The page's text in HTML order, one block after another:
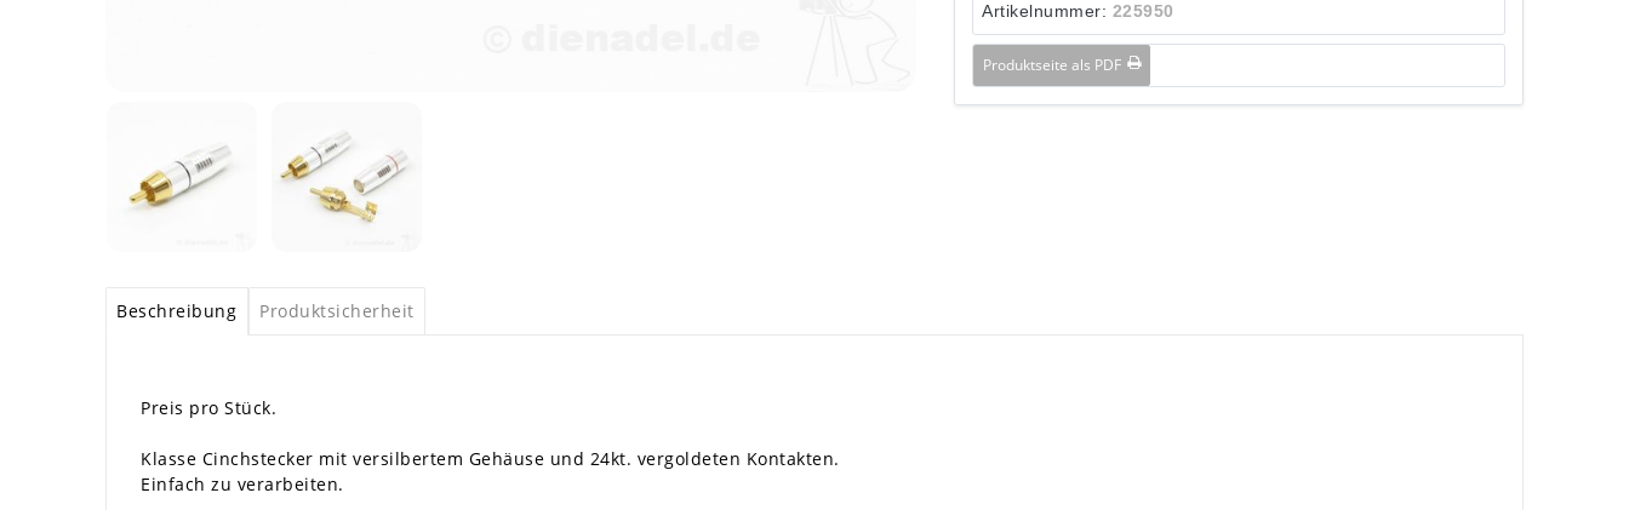
Artikelnummer: 225950
Produktseite als PDF
Beschreibung Produktsicherheit
Preis pro Stück.
Klasse Cinchstecker mit versilbertem Gehäuse und 24kt. vergoldeten Kontakten.
Einfach zu verarbeiten.